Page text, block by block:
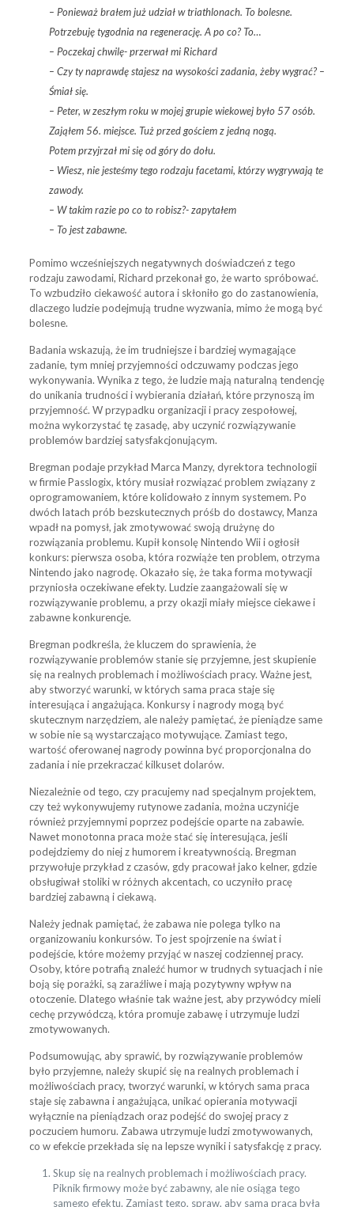
– Ponieważ brałem już udział w triathlonach. To bolesne.
Potrzebuję tygodnia na regenerację. A po co? To…
– Poczekaj chwilę- przerwał mi Richard
– Czy ty naprawdę stajesz na wysokości zadania, żeby wygrać? –
Śmiał się.
– Peter, w zeszłym roku w mojej grupie wiekowej było 57 osób.
Zająłem 56. miejsce. Tuż przed gościem z jedną nogą.
Potem przyjrzał mi się od góry do dołu.
– Wiesz, nie jesteśmy tego rodzaju facetami, którzy wygrywają te
zawody.
– W takim razie po co to robisz?- zapytałem
– To jest zabawne.
Pomimo wcześniejszych negatywnych doświadczeń z tego
rodzaju zawodami, Richard przekonał go, że warto spróbować.
To wzbudziło ciekawość autora i skłoniło go do zastanowienia,
dlaczego ludzie podejmują trudne wyzwania, mimo że mogą być
bolesne.
Badania wskazują, że im trudniejsze i bardziej wymagające
zadanie, tym mniej przyjemności odczuwamy podczas jego
wykonywania. Wynika z tego, że ludzie mają naturalną tendencję
do unikania trudności i wybierania działań, które przynoszą im
przyjemność. W przypadku organizacji i pracy zespołowej,
można wykorzystać tę zasadę, aby uczynić rozwiązywanie
problemów bardziej satysfakcjonującym.
Bregman podaje przykład Marca Manzy, dyrektora technologii
w firmie Passlogix, który musiał rozwiązać problem związany z
oprogramowaniem, które kolidowało z innym systemem. Po
dwóch latach prób bezskutecznych próśb do dostawcy, Manza
wpadł na pomysł, jak zmotywować swoją drużynę do
rozwiązania problemu. Kupił konsolę Nintendo Wii i ogłosił
konkurs: pierwsza osoba, która rozwiąże ten problem, otrzyma
Nintendo jako nagrodę. Okazało się, że taka forma motywacji
przyniosła oczekiwane efekty. Ludzie zaangażowali się w
rozwiązywanie problemu, a przy okazji miały miejsce ciekawe i
zabawne konkurencje.
Bregman podkreśla, że kluczem do sprawienia, że
rozwiązywanie problemów stanie się przyjemne, jest skupienie
się na realnych problemach i możliwościach pracy. Ważne jest,
aby stworzyć warunki, w których sama praca staje się
interesująca i angażująca. Konkursy i nagrody mogą być
skutecznym narzędziem, ale należy pamiętać, że pieniądze same
w sobie nie są wystarczająco motywujące. Zamiast tego,
wartość oferowanej nagrody powinna być proporcjonalna do
zadania i nie przekraczać kilkuset dolarów.
Niezależnie od tego, czy pracujemy nad specjalnym projektem,
czy też wykonywujemy rutynowe zadania, można uczynićje
również przyjemnymi poprzez podejście oparte na zabawie.
Nawet monotonna praca może stać się interesująca, jeśli
podejdziemy do niej z humorem i kreatywnością. Bregman
przywołuje przykład z czasów, gdy pracował jako kelner, gdzie
obsługiwał stoliki w różnych akcentach, co uczyniło pracę
bardziej zabawną i ciekawą.
Należy jednak pamiętać, że zabawa nie polega tylko na
organizowaniu konkursów. To jest spojrzenie na świat i
podejście, które możemy przyjąć w naszej codziennej pracy.
Osoby, które potrafią znaleźć humor w trudnych sytuacjach i nie
boją się porażki, są zaraźliwe i mają pozytywny wpływ na
otoczenie. Dlatego właśnie tak ważne jest, aby przywódcy mieli
cechę przywódczą, która promuje zabawę i utrzymuje ludzi
zmotywowanych.
Podsumowując, aby sprawić, by rozwiązywanie problemów
było przyjemne, należy skupić się na realnych problemach i
możliwościach pracy, tworzyć warunki, w których sama praca
staje się zabawna i angażująca, unikać opierania motywacji
wyłącznie na pieniądzach oraz podejść do swojej pracy z
poczuciem humoru. Zabawa utrzymuje ludzi zmotywowanych,
co w efekcie przekłada się na lepsze wyniki i satysfakcję z pracy.
Skup się na realnych problemach i możliwościach pracy.
Piknik firmowy może być zabawny, ale nie osiąga tego
samego efektu. Zamiast tego, spraw, aby sama praca była